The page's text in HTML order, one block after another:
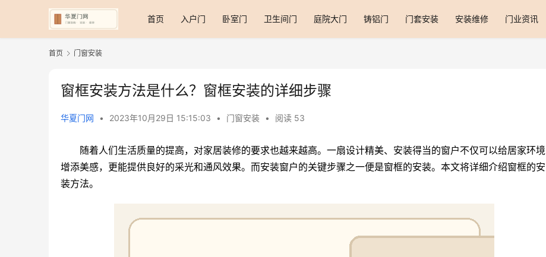
首页 入户门 卧室门 卫生间门 庭院大门 铸铝门 门套安装 安装维修 门业资讯
首页 门窗安装
窗框安装方法是什么？窗框安装的详细步骤
华夏门网 • 2023年10月29日 15:15:03 • 门窗安装 • 阅读 53
随着人们生活质量的提高，对家居装修的要求也越来越高。一扇设计精美、安装得当的窗户不仅可以给居家环境
增添美感，更能提供良好的采光和通风效果。而安装窗户的关键步骤之一便是窗框的安装。本文将详细介绍窗框的安
装方法。